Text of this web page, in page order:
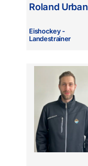
Roland Urban
Eishockey -
Landestrainer